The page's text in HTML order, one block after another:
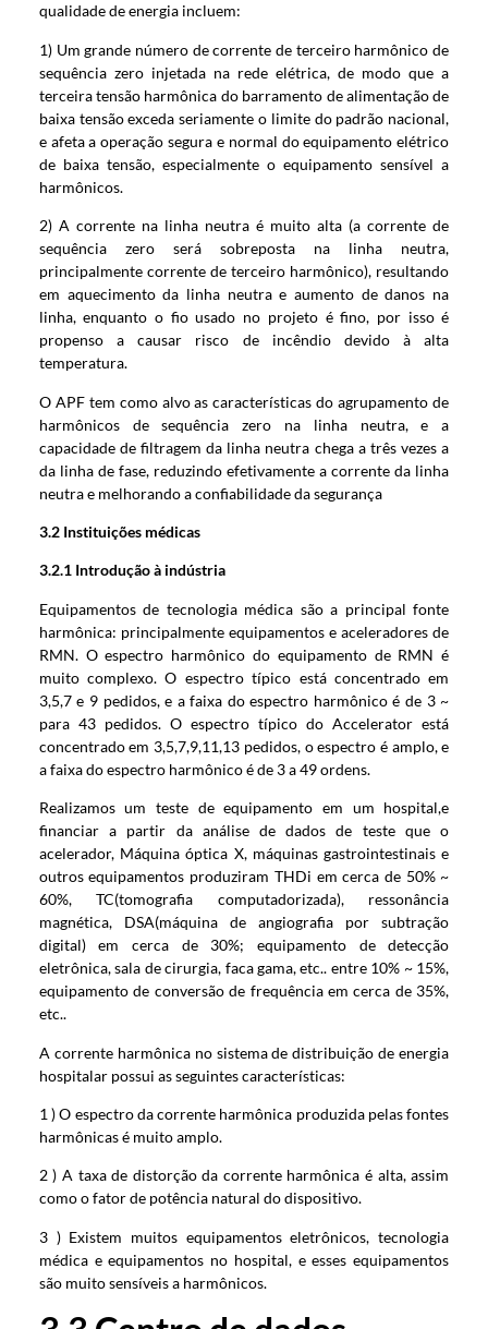
qualidade de energia incluem:
1) Um grande número de corrente de terceiro harmônico de
sequência zero injetada na rede elétrica, de modo que a
terceira tensão harmônica do barramento de alimentação de
baixa tensão exceda seriamente o limite do padrão nacional,
e afeta a operação segura e normal do equipamento elétrico
de baixa tensão, especialmente o equipamento sensível a
harmônicos.
2) A corrente na linha neutra é muito alta (a corrente de
sequência zero será sobreposta na linha neutra,
principalmente corrente de terceiro harmônico), resultando
em aquecimento da linha neutra e aumento de danos na
linha, enquanto o fio usado no projeto é fino, por isso é
propenso a causar risco de incêndio devido à alta
temperatura.
O APF tem como alvo as características do agrupamento de
harmônicos de sequência zero na linha neutra, e a
capacidade de filtragem da linha neutra chega a três vezes a
da linha de fase, reduzindo efetivamente a corrente da linha
neutra e melhorando a confiabilidade da segurança
3.2 Instituições médicas
3.2.1 Introdução à indústria
Equipamentos de tecnologia médica são a principal fonte
harmônica: principalmente equipamentos e aceleradores de
RMN. O espectro harmônico do equipamento de RMN é
muito complexo. O espectro típico está concentrado em
3,5,7 e 9 pedidos, e a faixa do espectro harmônico é de 3 ~
para 43 pedidos. O espectro típico do Accelerator está
concentrado em 3,5,7,9,11,13 pedidos, o espectro é amplo, e
a faixa do espectro harmônico é de 3 a 49 ordens.
Realizamos um teste de equipamento em um hospital,e
financiar a partir da análise de dados de teste que o
acelerador, Máquina óptica X, máquinas gastrointestinais e
outros equipamentos produziram THDi em cerca de 50% ~
60%, TC(tomografia computadorizada), ressonância
magnética, DSA(máquina de angiografia por subtração
digital) em cerca de 30%; equipamento de detecção
eletrônica, sala de cirurgia, faca gama, etc.. entre 10% ~ 15%,
equipamento de conversão de frequência em cerca de 35%,
etc..
A corrente harmônica no sistema de distribuição de energia
hospitalar possui as seguintes características:
1 ) O espectro da corrente harmônica produzida pelas fontes
harmônicas é muito amplo.
2 ) A taxa de distorção da corrente harmônica é alta, assim
como o fator de potência natural do dispositivo.
3 ) Existem muitos equipamentos eletrônicos, tecnologia
médica e equipamentos no hospital, e esses equipamentos
são muito sensíveis a harmônicos.